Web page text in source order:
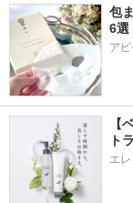
包
6選
ア
【
ト
エ